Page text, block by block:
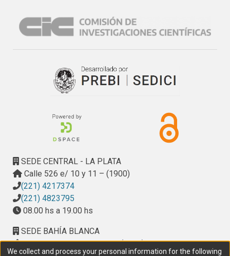
SEDE CENTRAL - LA PLATA
Calle 526 e/ 10 y 11 – (1900)
(221) 4217374
(221) 4823795
08.00 hs a 19.00 hs
SEDE BAHÍA BLANCA
Calle Ciudad de Cali 320 – (8000). Universidad
We collect and process your personal information for the following